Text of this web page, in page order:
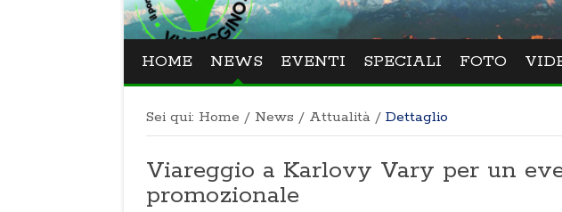
HOME NEWS EVENTI SPECIALI FOTO
Sei qui: Home / News / Attualità / Dettaglio
Viareggio a Karlovy Vary per un
promozionale